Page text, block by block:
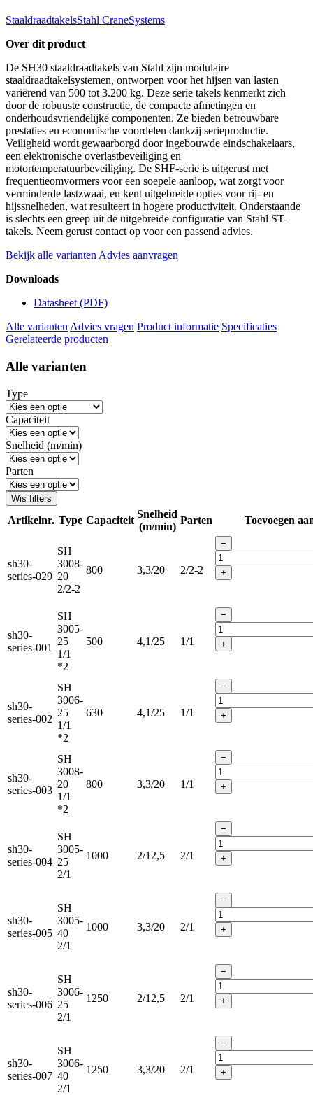
StaaldraadtakelsStahl CraneSystems
Over dit product
De SH30 staaldraadtakels van Stahl zijn modulaire
staaldraadtakelsystemen, ontworpen voor het hijsen van lasten
variërend van 500 tot 3.200 kg. Deze serie takels kenmerkt zich
door de robuuste constructie, de compacte afmetingen en
onderhoudsvriendelijke componenten. Ze bieden betrouwbare
prestaties en economische voordelen dankzij serieproductie.
Veiligheid wordt gewaarborgd door ingebouwde eindschakelaars,
een elektronische overlastbeveiliging en
motortemperatuurbeveiliging. De SHF-serie is uitgerust met
frequentieomvormers voor een soepele aanloop, wat zorgt voor
verminderde lastzwaai, en kent uitgebreide opties voor rij- en
hijssnelheden, wat resulteert in hogere productiviteit. Onderstaande
is slechts een greep uit de uitgebreide configuratie van Stahl ST-
takels. Neem gerust contact op voor een passend advies.
Bekijk alle varianten Advies aanvragen
Downloads
Datasheet (PDF)
Alle varianten Advies vragen Product informatie Specificaties
Gerelateerde producten
Alle varianten
Type
Capaciteit
Snelheid (m/min)
Parten
Wis filters
Artikelnr. Type Capaciteit
Snelheid
(m/min)
Parten Toevoegen
sh30-
series-029
SH
3008-
20
2/2-2
800 3,3/20 2/2-2
−
+
sh30-
series-001
SH
3005-
25
1/1
*2
500 4,1/25 1/1
−
+
sh30-
series-002
SH
3006-
25
1/1
*2
630 4,1/25 1/1
−
+
sh30-
series-003
SH
3008-
20
1/1
*2
800 3,3/20 1/1
−
+
sh30-
series-004
SH
3005-
25
2/1
1000 2/12,5 2/1
−
+
sh30-
series-005
SH
3005-
40
2/1
1000 3,3/20 2/1
−
+
sh30-
series-006
SH
3006-
25
2/1
1250 2/12,5 2/1
−
+
sh30-
series-007
SH
3006-
40
2/1
1250 3,3/20 2/1
−
+